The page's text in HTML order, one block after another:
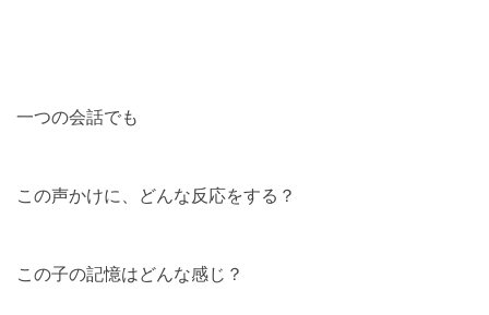
一つの会話でも
この声かけに、どんな反応をする？
この子の記憶はどんな感じ？